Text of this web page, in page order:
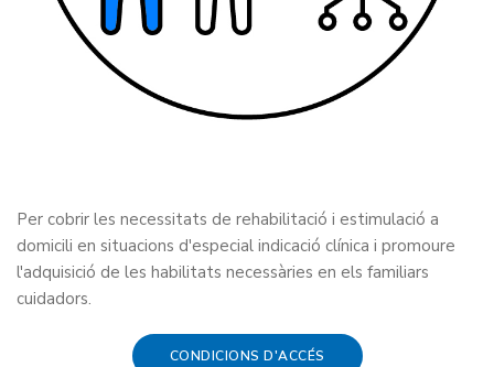
Per cobrir les necessitats de rehabilitació i estimulació a
domicili en situacions d'especial indicació clínica i promoure
l'adquisició de les habilitats necessàries en els familiars
cuidadors.
CONDICIONS D'ACCÉS